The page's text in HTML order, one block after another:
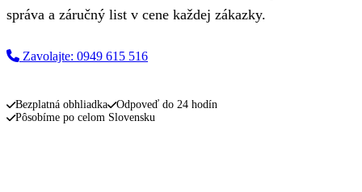
správa a záručný list v cene každej zákazky.
Zavolajte: 0949 615 516
Bezplatná obhliadka
Odpoveď do 24 hodín
Pôsobíme po celom Slovensku